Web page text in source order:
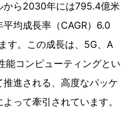
から2030年には795.4億米
均成長率（CAGR）6.0
す。この成長は、5G、A
能コンピューティングとい
進される、高度なパッケ
って牽引されています。